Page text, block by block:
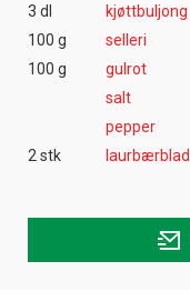
3 dl
kjøttbuljong
100 g
selleri
100 g
gulrot
salt
pepper
2 stk
laurbærblad